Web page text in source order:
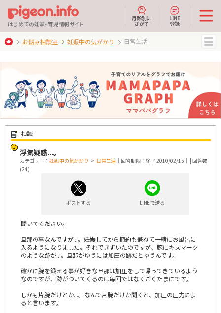
はじめての妊娠・育児情報サイト
月齢別に
さがす
LINE
登録
お悩み相談室 妊娠中の気がかり 日常生活
相談
浮気疑惑...。
カテゴリー： 妊娠中の気がかり > 日常生活 ｜回答期限：終了 2010/02/15｜ | 回答数
(24)
ポストする LINEで送る
聞いてください。
旦那の事なんですが...。妊娠してから節約も兼ねて一緒にお風呂に
入るようになりました。それできずいたのですが、腕にキスマーク
のような跡が...。旦那がゆうには加圧の跡だとゆうんです。
確かに腕を鍛える事が好きな旦那は加圧をして帰ってきているよう
なのですが、跡がついてくるのは毎回ではなくごくたまにです。
しかも片腕だけとか...。なんで片腕だけか聞くと、加圧の圧力によ
ると言います。